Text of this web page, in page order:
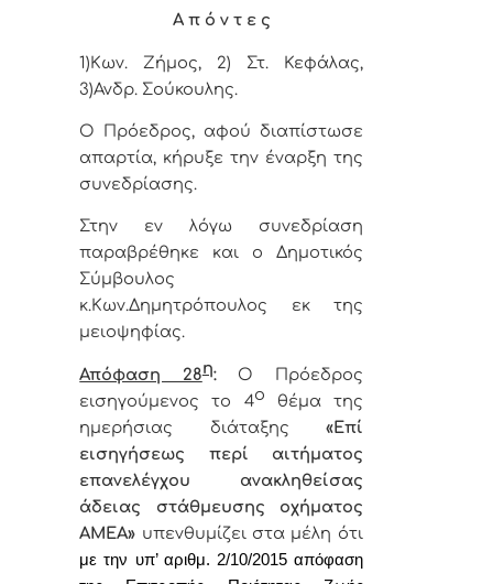
Α π ό ν τ ε ς
1)Κων. Ζήμος, 2) Στ. Κεφάλας,
3)Ανδρ. Σούκουλης.
Ο Πρόεδρος, αφού διαπίστωσε
απαρτία, κήρυξε την έναρξη της
συνεδρίασης.
Στην εν λόγω συνεδρίαση
παραβρέθηκε και ο Δημοτικός
Σύμβουλος
κ.Κων.Δημητρόπουλος εκ της
μειοψηφίας.
Απόφαση 28η: Ο Πρόεδρος
εισηγούμενος το 4ο θέμα της
ημερήσιας διάταξης «Επί
εισηγήσεως περί αιτήματος
επανελέγχου ανακληθείσας
άδειας στάθμευσης οχήματος
ΑΜΕΑ» υπενθυμίζει στα μέλη ότι
με την υπ’ αριθμ. 2/10/2015 απόφαση